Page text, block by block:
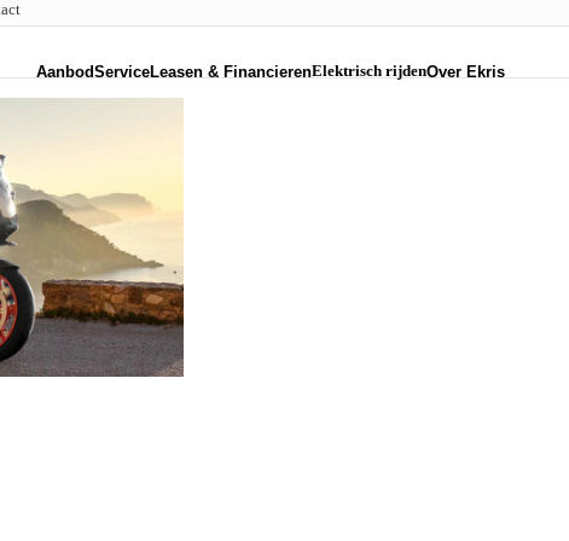
AanbodServiceLeasen & FinancierenElektrisch rijdenOver Ekris